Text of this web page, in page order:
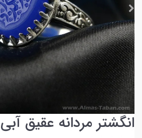
انگشتر مردانه عقیق آبی کد